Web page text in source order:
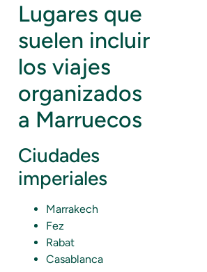
Lugares que
suelen incluir
los viajes
organizados
a Marruecos
Ciudades
imperiales
Marrakech
Fez
Rabat
Casablanca